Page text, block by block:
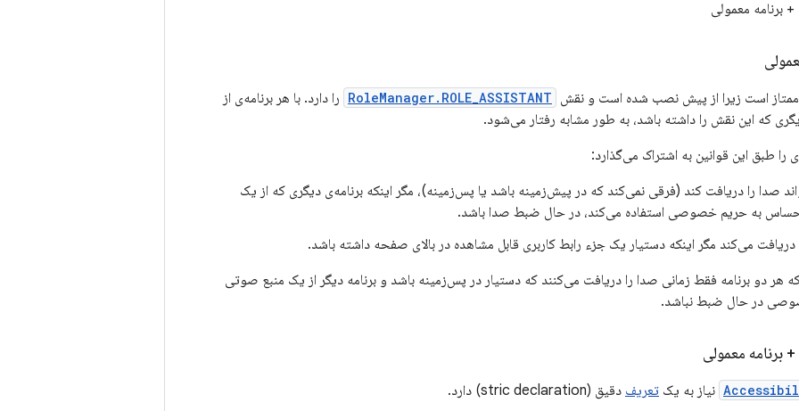
معمولی
ممتاز است زیرا از پیش نصب شده است و نقش RoleManager.ROLE_ASSISTANT را دارد. با هر برنامه‌ی از
که این نقش را داشته باشد، به طور مشابه رفتار می‌شود.
را طبق این قوانین به اشتراک می‌گذارد:
صدا را دریافت کند (فرقی نمی‌کند که در پیش‌زمینه باشد یا پس‌زمینه)، مگر اینکه برنامه‌ی دیگری که از یک
به حریم خصوصی استفاده می‌کند، در حال ضبط صدا باشد.
دریافت می‌کند مگر اینکه دستیار یک جزء رابط کاربری قابل مشاهده در بالای صفحه داشته باشد.
هر دو برنامه فقط زمانی صدا را دریافت می‌کنند که دستیار در پس‌زمینه باشد و برنامه دیگر از یک منبع صوتی
در حال ضبط نباشد.
معمولی
نیاز به یک تعریف دقیق (stric declaration) دارد.